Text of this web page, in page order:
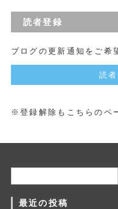
読者登録
ブログの更新通知をご希
読
※登録解除もこちらのペ
最近の投稿